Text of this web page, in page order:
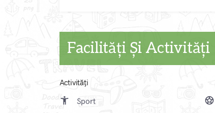
Facilități Și Activități
Activități
accessibility_new Sport sports_soccer